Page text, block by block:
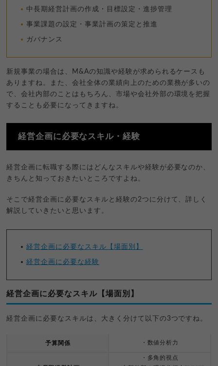
中長期経営計画の作成・目標設定・進捗管理
事業課題の設定・事業計画の策定と推進
ガバナンス
新規事業の場合は、M&Aの知識や経験が求められるケースも
ありますね。また、会社全体の業績向上のための業務が多いの
で、会社内部のことはもちろん、市場や会社外部の環境を把握
することも必要になってきますね。
経営企画に必要なスキル・経験
経営企画に転職する際にはどんなスキルや経験が必要なのか、
きちんと知っておきたいところですよね。
そこで経営企画に必要なスキルと経験の2つに分けて、詳しく
解説していきたいと思います。
経営企画に必要なスキル【場面別】
経営企画に必要な経験
経営企画に必要なスキル【場面別】
経営企画に必要なスキルは、大きく分けて以下の3つですね。
予算関係 ・数値分析力
・多角的視点